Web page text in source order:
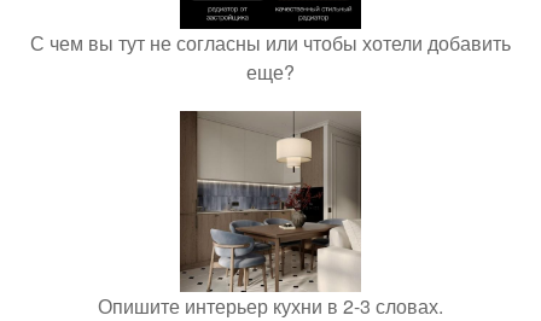
С чем вы тут не согласны или чтобы хотели добавить
еще?
Опишите интерьер кухни в 2-3 словах.